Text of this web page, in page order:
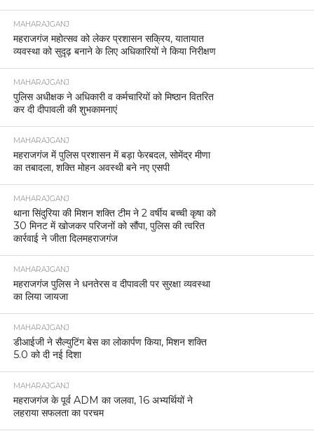
MAHARAJGANJ
महराजगंज महोत्सव को लेकर प्रशासन सक्रिय, यातायात
व्यवस्था को सुदृढ़ बनाने के लिए अधिकारियों ने किया निरीक्षण
MAHARAJGANJ
पुलिस अधीक्षक ने अधिकारी व कर्मचारियों को मिष्ठान वितरित
कर दी दीपावली की शुभकामनाएं
MAHARAJGANJ
महराजगंज में पुलिस प्रशासन में बड़ा फेरबदल, सोमेंद्र मीणा
का तबादला, शक्ति मोहन अवस्थी बने नए एसपी
MAHARAJGANJ
थाना सिंदुरिया की मिशन शक्ति टीम ने 2 वर्षीय बच्ची कृषा को
30 मिनट में खोजकर परिजनों को सौंपा, पुलिस की त्वरित
कार्रवाई ने जीता दिलमहराजगंज
MAHARAJGANJ
महराजगंज पुलिस ने धनतेरस व दीपावली पर सुरक्षा व्यवस्था
का लिया जायजा
MAHARAJGANJ
डीआईजी ने सैल्युटिंग बेस का लोकार्पण किया, मिशन शक्ति
5.0 को दी नई दिशा
MAHARAJGANJ
महराजगंज के पूर्व ADM का जलवा, 16 अभ्यर्थियों ने
लहराया सफलता का परचम